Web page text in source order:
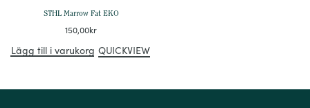
STHL Marrow Fat EKO
150,00kr
Lägg till i varukorg QUICKVIEW